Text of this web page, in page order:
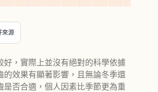
來源
好，實際上並沒有絕對的科學依據
的效果有顯著影響，且無論冬季還
是否合適，個人因素比季節更為重